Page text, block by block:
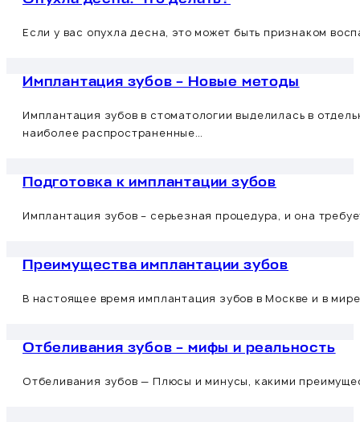
Если у вас опухла десна, это может быть признаком
Имплантация зубов – Новые методы
Имплантация зубов в стоматологии выделилась в
наиболее распространенные…
Подготовка к имплантации зубов
Имплантация зубов – серьезная процедура, и она
Преимущества имплантации зубов
В настоящее время имплантация зубов в Москве и в
Отбеливания зубов – мифы и реальность
Отбеливания зубов — Плюсы и минусы, какими